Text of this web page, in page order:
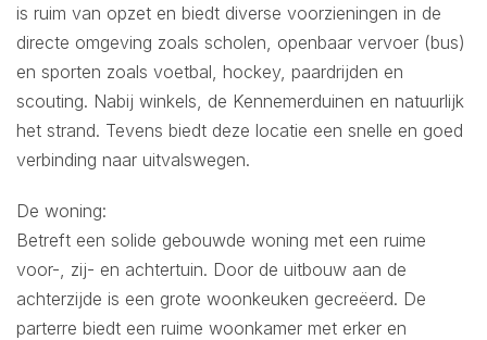
is ruim van opzet en biedt diverse voorzieningen in de
directe omgeving zoals scholen, openbaar vervoer (bus)
en sporten zoals voetbal, hockey, paardrijden en
scouting. Nabij winkels, de Kennemerduinen en natuurlijk
het strand. Tevens biedt deze locatie een snelle en goed
verbinding naar uitvalswegen.
De woning:
Betreft een solide gebouwde woning met een ruime
voor-, zij- en achtertuin. Door de uitbouw aan de
achterzijde is een grote woonkeuken gecreëerd. De
parterre biedt een ruime woonkamer met erker en